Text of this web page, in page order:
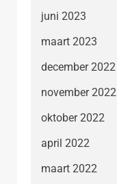
juni 2023
maart 2023
december 2022
november 2022
oktober 2022
april 2022
maart 2022